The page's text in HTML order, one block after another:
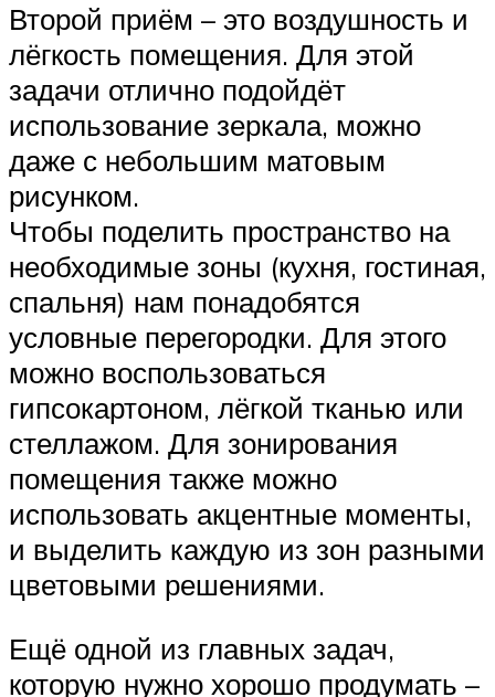
Второй приём – это воздушность и
лёгкость помещения. Для этой
задачи отлично подойдёт
использование зеркала, можно
даже с небольшим матовым
рисунком.
Чтобы поделить пространство на
необходимые зоны (кухня, гостиная,
спальня) нам понадобятся
условные перегородки. Для этого
можно воспользоваться
гипсокартоном, лёгкой тканью или
стеллажом. Для зонирования
помещения также можно
использовать акцентные моменты,
и выделить каждую из зон разными
цветовыми решениями.
Ещё одной из главных задач,
которую нужно хорошо продумать –